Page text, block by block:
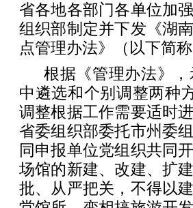
省各地各部门各单位加
组织部制定并下发《湖
点管理办法》（以下简
根据《管理办法》
中遴选和个别调整两种
调整根据工作需要适时
省委组织部委托市州委
同申报单位党组织共同
场馆的新建、改建、扩
批、从严把关，不得以